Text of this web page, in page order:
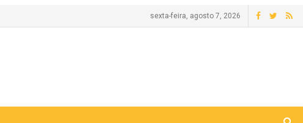
sexta-feira, agosto 7, 2026